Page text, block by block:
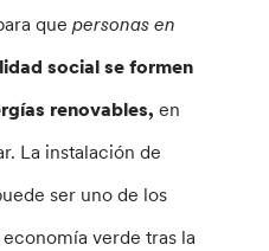
que personas en
social se formen
renovables, en
La instalación de
ser uno de los
verde tras la